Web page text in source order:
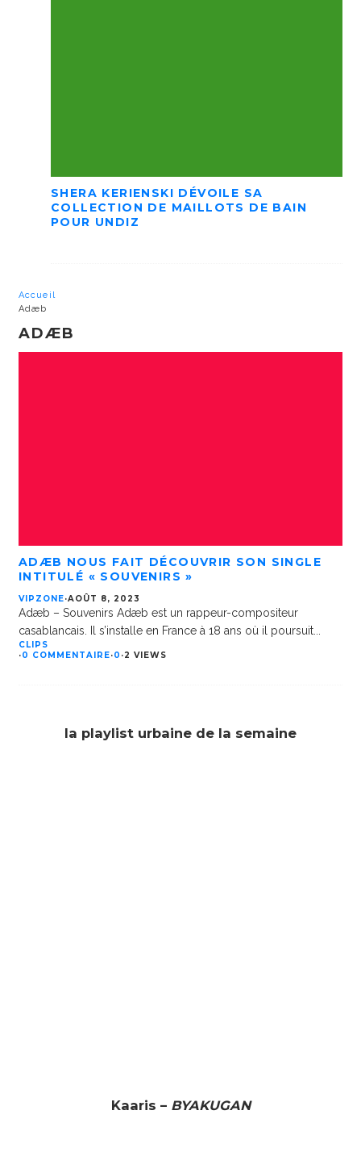
SHERA KERIENSKI DÉVOILE SA
COLLECTION DE MAILLOTS DE BAIN
POUR UNDIZ
Accueil
Adæb
ADÆB
ADÆB NOUS FAIT DÉCOUVRIR SON SINGLE
INTITULÉ « SOUVENIRS »
VIPZONE·AOÛT 8, 2023
Adæb – Souvenirs Adæb est un rappeur-compositeur
casablancais. Il s’installe en France à 18 ans où il poursuit
CLIPS
·0 COMMENTAIRE·0 ·2 VIEWS
la playlist urbaine de la semaine
Kaaris – BYAKUGAN